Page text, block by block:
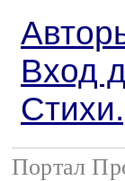
Вход
Портал